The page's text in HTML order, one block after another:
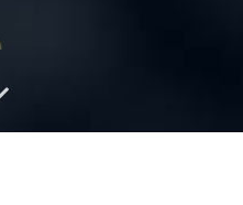
der Familie hat
Herr, gib...